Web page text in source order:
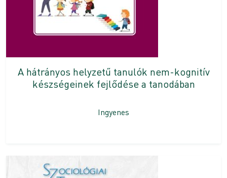
A hátrányos helyzetű tanulók nem-kognitív
készségeinek fejlődése a tanodában
Ingyenes